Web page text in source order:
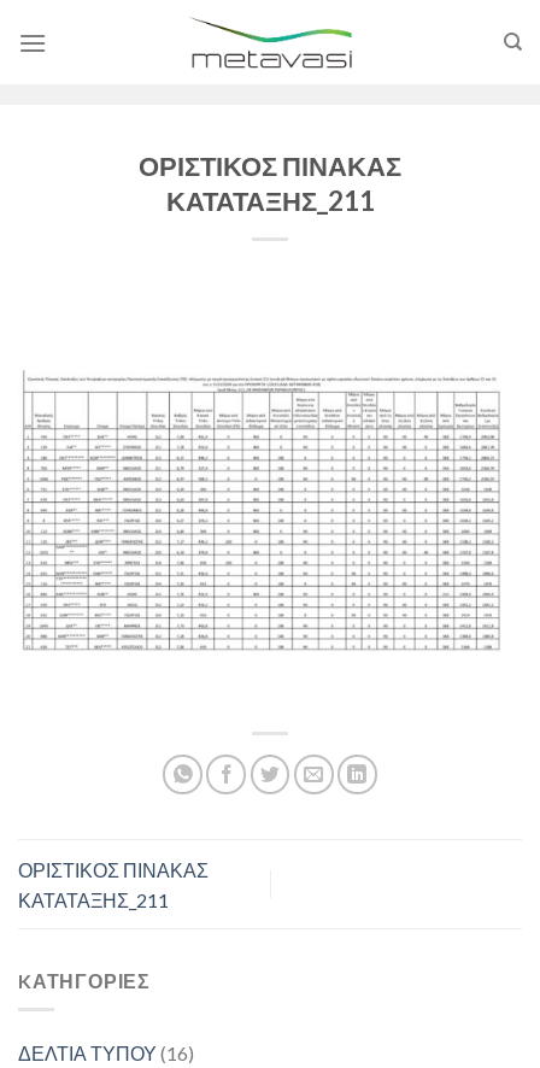
ΟΡΙΣΤΙΚΟΣ ΠΙΝΑΚΑΣ
ΚΑΤΑΤΑΞΗΣ_211
ΟΡΙΣΤΙΚΟΣ ΠΙΝΑΚΑΣ
ΚΑΤΑΤΑΞΗΣ_211
KΑΤΗΓΟΡΊΕΣ
ΔΕΛΤΙΑ ΤΥΠΟΥ (16)